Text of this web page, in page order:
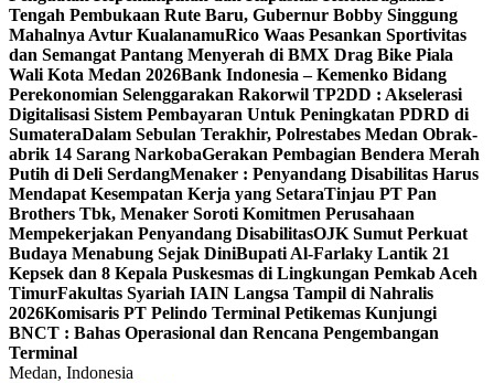
Tengah Pembukaan Rute Baru, Gubernur Bobby Singgung
Mahalnya Avtur KualanamuRico Waas Pesankan Sportivitas
dan Semangat Pantang Menyerah di BMX Drag Bike Piala
Wali Kota Medan 2026Bank Indonesia – Kemenko Bidang
Perekonomian Selenggarakan Rakorwil TP2DD : Akselerasi
Digitalisasi Sistem Pembayaran Untuk Peningkatan PDRD di
SumateraDalam Sebulan Terakhir, Polrestabes Medan Obrak-
abrik 14 Sarang NarkobaGerakan Pembagian Bendera Merah
Putih di Deli SerdangMenaker : Penyandang Disabilitas Harus
Mendapat Kesempatan Kerja yang SetaraTinjau PT Pan
Brothers Tbk, Menaker Soroti Komitmen Perusahaan
Mempekerjakan Penyandang DisabilitasOJK Sumut Perkuat
Budaya Menabung Sejak DiniBupati Al-Farlaky Lantik 21
Kepsek dan 8 Kepala Puskesmas di Lingkungan Pemkab Aceh
TimurFakultas Syariah IAIN Langsa Tampil di Nahralis
2026Komisaris PT Pelindo Terminal Petikemas Kunjungi
BNCT : Bahas Operasional dan Rencana Pengembangan
Terminal
Medan, Indonesia